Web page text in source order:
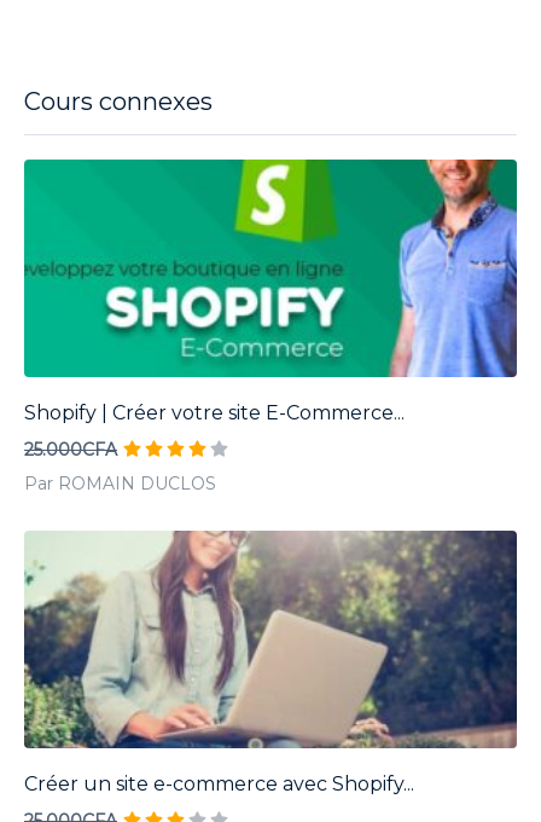
Cours connexes
Shopify | Créer votre site E-Commerce...
25.000CFA
Par ROMAIN DUCLOS
Créer un site e-commerce avec Shopify...